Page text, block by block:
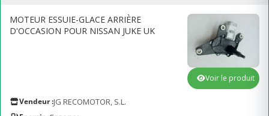
MOTEUR ESSUIE-GLACE ARRIÈRE
D'OCCASION POUR NISSAN JUKE UK
Vendeur :JG RECOMOTOR, S.L.
Voir le produit